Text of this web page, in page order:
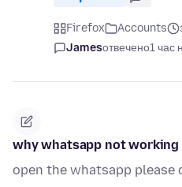
Firefox Accounts
Jamesотвечено1 час
why whatsapp not working
open the whatsapp please